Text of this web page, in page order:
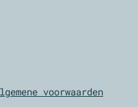
voorwaarden